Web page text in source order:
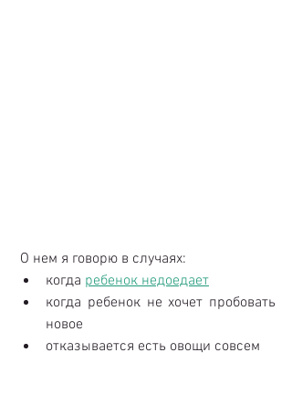
О нем я говорю в случаях:
когда ребенок недоедает
когда ребенок не хочет пробовать
новое
отказывается есть овощи совсем